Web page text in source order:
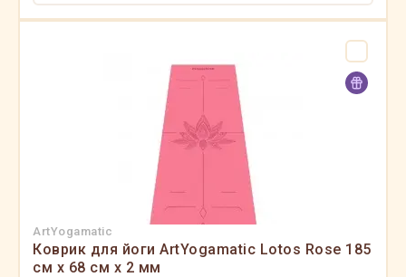
ArtYogamatic
Коврик для йоги ArtYogamatic Lotos Rose 185
см x 68 см x 2 мм